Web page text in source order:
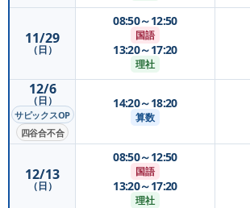
11/29
（日）
08:50～12:50
国語
13:20～17:20
理社
12/6
（日）
サピックスOP
四谷合不合
14:20～18:20
算数
12/13
（日）
08:50～12:50
国語
13:20～17:20
理社